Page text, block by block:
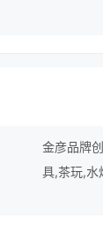
金彦品牌
具,茶玩,水